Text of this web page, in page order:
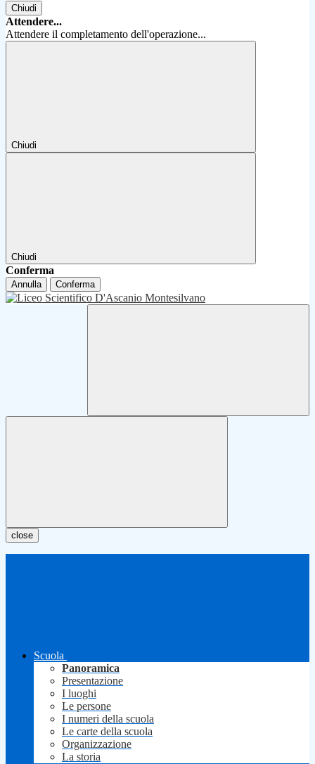
Chiudi
Attendere...
Attendere il completamento dell'operazione...
Chiudi
Chiudi
Conferma
Annulla Conferma
close
Scuola
Panoramica
Presentazione
I luoghi
Le persone
I numeri della scuola
Le carte della scuola
Organizzazione
La storia